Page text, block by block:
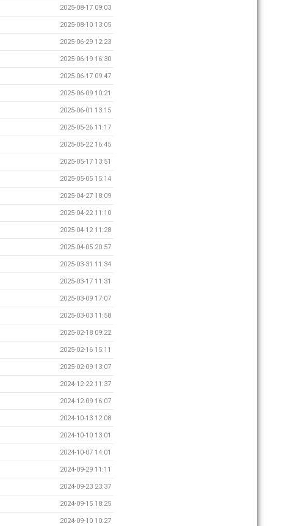
2025-08-17 09:03
2025-08-10 13:05
2025-06-29 12:23
2025-06-19 16:30
2025-06-17 09:47
2025-06-09 10:21
2025-06-01 13:15
2025-05-26 11:17
2025-05-22 16:45
2025-05-17 13:51
2025-05-05 15:14
2025-04-27 18:09
2025-04-22 11:10
2025-04-12 11:28
2025-04-05 20:57
2025-03-31 11:34
2025-03-17 11:31
2025-03-09 17:07
2025-03-03 11:58
2025-02-18 09:22
2025-02-16 15:11
2025-02-09 13:07
2024-12-22 11:37
2024-12-09 16:07
2024-10-13 12:08
2024-10-10 13:01
2024-10-07 14:01
2024-09-29 11:11
2024-09-23 23:37
2024-09-15 18:25
2024-09-10 10:27